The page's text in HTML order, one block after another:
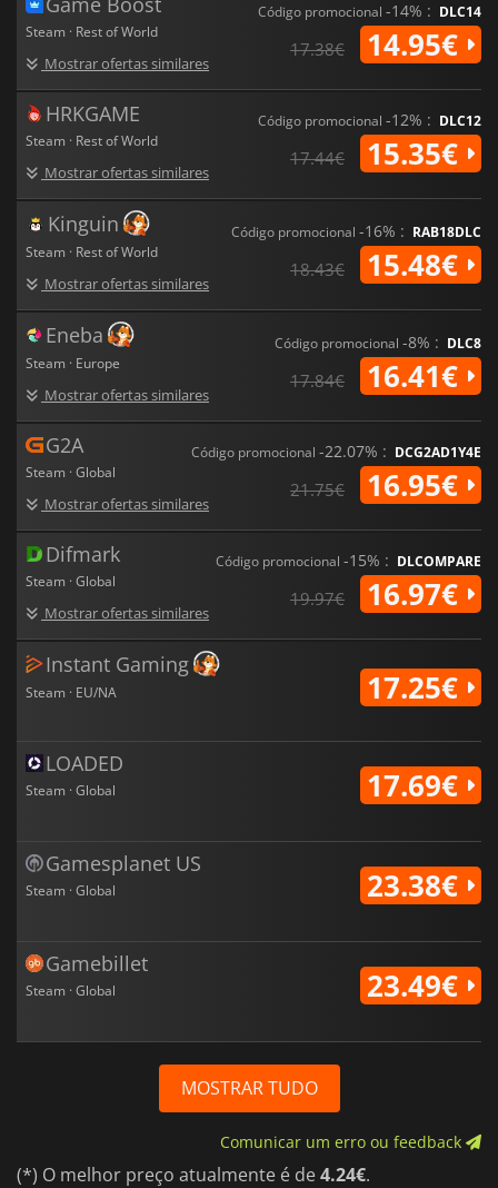
Steam · Rest of World
Mostrar ofertas similares
Código promocional -14% : DLC14
17.38€ 14.95€
HRKGAME
Steam · Rest of World
Mostrar ofertas similares
Código promocional -12% : DLC12
17.44€ 15.35€
Kinguin
Steam · Rest of World
Mostrar ofertas similares
Código promocional -16% : RAB18DLC
18.43€ 15.48€
Eneba
Steam · Europe
Mostrar ofertas similares
Código promocional -8% : DLC8
17.84€ 16.41€
G2A
Steam · Global
Mostrar ofertas similares
Código promocional -22.07% : DCG2AD1Y4E
21.75€ 16.95€
Difmark
Steam · Global
Mostrar ofertas similares
Código promocional -15% : DLCOMPARE
19.97€ 16.97€
Instant Gaming
Steam · EU/NA 17.25€
LOADED
Steam · Global 17.69€
Gamesplanet US
Steam · Global 23.38€
Gamebillet
Steam · Global 23.49€
MOSTRAR TUDO
Comunicar um erro ou feedback
(*) O melhor preço atualmente é de4.24€.